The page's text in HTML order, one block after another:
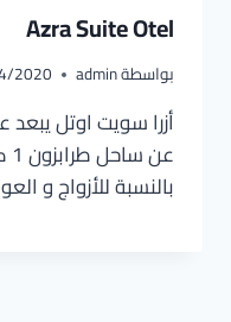
Azra Suite Otel
بواسطةadmin
2020
بالنسبة للأزواج و